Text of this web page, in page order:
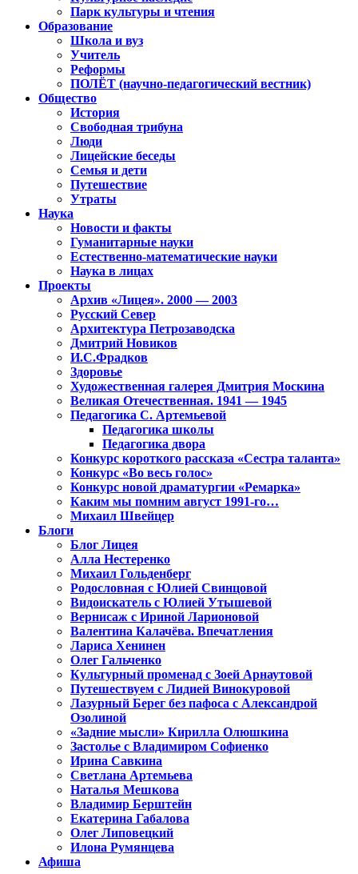
Парк культуры и чтения
Образование
Школа и вуз
Учитель
Реформы
ПОЛЁТ (научно-педагогический вестник)
Общество
История
Свободная трибуна
Люди
Лицейские беседы
Семья и дети
Путешествие
Утраты
Наука
Новости и факты
Гуманитарные науки
Естественно-математические науки
Наука в лицах
Проекты
Архив «Лицея». 2000 — 2003
Русский Север
Архитектура Петрозаводска
Дмитрий Новиков
И.С.Фрадков
Здоровье
Художественная галерея Дмитрия Москина
Великая Отечественная. 1941 — 1945
Педагогика С. Артемьевой
Педагогика школы
Педагогика двора
Конкурс короткого рассказа «Сестра таланта»
Конкурс «Во весь голос»
Конкурс новой драматургии «Ремарка»
Каким мы помним август 1991-го…
Михаил Швейцер
Блоги
Блог Лицея
Алла Нестеренко
Михаил Гольденберг
Родословная с Юлией Свинцовой
Видоискатель с Юлией Утышевой
Вернисаж с Ириной Ларионовой
Валентина Калачёва. Впечатления
Лариса Хенинен
Олег Гальченко
Культурный променад с Зоей Арнаутовой
Путешествуем с Лидией Винокуровой
Лазурный Берег без пафоса с Александрой
Озолиной
«Задние мысли» Кирилла Олюшкина
Застолье с Владимиром Софиенко
Ирина Савкина
Светлана Артемьева
Наталья Мешкова
Владимир Берштейн
Екатерина Габалова
Олег Липовецкий
Илона Румянцева
Афиша